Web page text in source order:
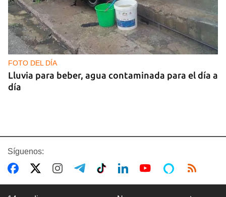
FOTO DEL DÍA
Lluvia para beber, agua contaminada para el día a
día
Síguenos: